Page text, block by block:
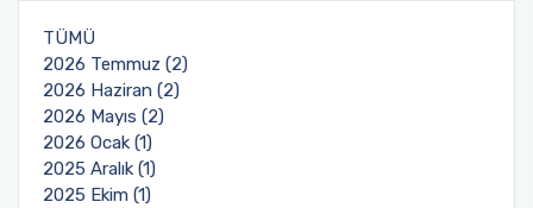
TÜMÜ
2026 Temmuz (2)
2026 Haziran (2)
2026 Mayıs (2)
2026 Ocak (1)
2025 Aralık (1)
2025 Ekim (1)
Komisyon ve Kurullar
Organizasyon Şemamız
Acil Durum Ekipleri
Değerlendirme Yöntemleri
Öğrenci Temsilciliği
Program Tanıtım Kitapçığı
Ders Bilgi Paketleri
Müfredat
Yatay Geçiş
Hedefler
Hizmetiçi Eğitimler-Tatbikatlar
Süreç Risk Analizleri ve Aksiyon Planları
Randevu Sistemi
Şikayet İstek ve Öneri Formu
Anlaşmalı Kurumlarımız